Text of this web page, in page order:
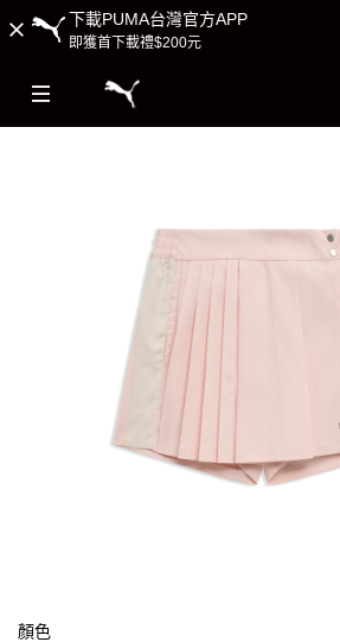
下載PUMA台灣官方APP
即獲首下載禮$200元
顏色